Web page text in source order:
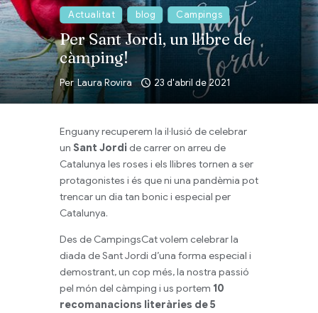
Què fer
Inspiració
Ofertes
Totes
Actualitat blog Campings
Per Sant Jordi, un llibre de
càmping!
Per Laura Rovira 23 d'abril de 2021
Enguany recuperem la il·lusió de celebrar
un Sant Jordi de carrer on arreu de
Catalunya les roses i els llibres tornen a ser
protagonistes i és que ni una pandèmia pot
trencar un dia tan bonic i especial per
Catalunya.
Des de CampingsCat volem celebrar la
diada de Sant Jordi d’una forma especial i
demostrant, un cop més, la nostra passió
pel món del càmping i us portem 10
recomanacions literàries de 5